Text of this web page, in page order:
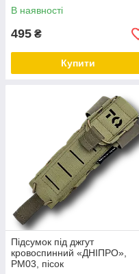
В наявності
495 ₴
Купити
Підсумок під джгут
кровоспинний «ДНІПРО»,
РМ03, пісок